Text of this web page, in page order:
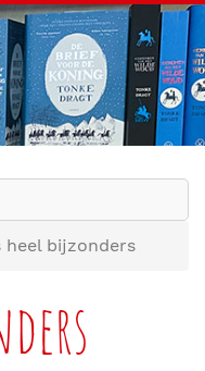
heel bijzonders